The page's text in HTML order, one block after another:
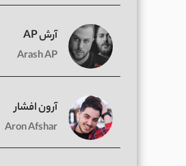
آرش AP
Arash AP
آرون افشار
Aron Afshar